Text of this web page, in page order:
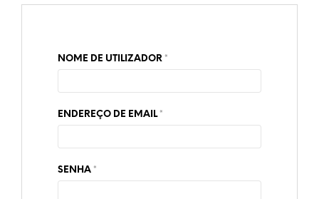
NOME DE UTILIZADOR *
ENDEREÇO DE EMAIL *
SENHA *